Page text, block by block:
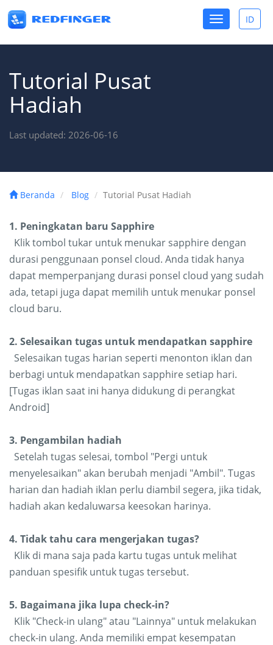
Toggle
ID
Toggle
navigation
Tutorial Pusat
Hadiah
Last updated: 2026-06-16
Beranda Blog Tutorial Pusat Hadiah
1. Peningkatan baru Sapphire
Klik tombol tukar untuk menukar sapphire dengan
durasi penggunaan ponsel cloud. Anda tidak hanya
dapat memperpanjang durasi ponsel cloud yang sudah
ada, tetapi juga dapat memilih untuk menukar ponsel
cloud baru.
2. Selesaikan tugas untuk mendapatkan sapphire
Selesaikan tugas harian seperti menonton iklan dan
berbagi untuk mendapatkan sapphire setiap hari.
[Tugas iklan saat ini hanya didukung di perangkat
Android]
3. Pengambilan hadiah
Setelah tugas selesai, tombol "Pergi untuk
menyelesaikan" akan berubah menjadi "Ambil". Tugas
harian dan hadiah iklan perlu diambil segera, jika tidak,
hadiah akan kedaluwarsa keesokan harinya.
4. Tidak tahu cara mengerjakan tugas?
Klik di mana saja pada kartu tugas untuk melihat
panduan spesifik untuk tugas tersebut.
5. Bagaimana jika lupa check-in?
Klik "Check-in ulang" atau "Lainnya" untuk melakukan
check-in ulang. Anda memiliki empat kesempatan